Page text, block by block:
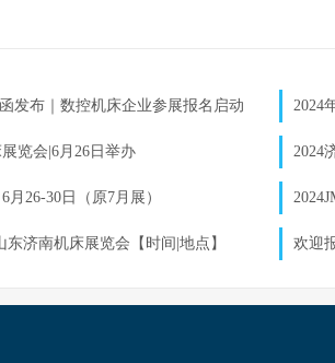
发布｜数控机床企业参展报名启动 2024
览会|6月26日举办 2024
26-30日（原7月展）
济南机床展览会【时间|地点】 欢迎